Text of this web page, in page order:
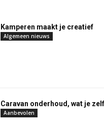
Kamperen maakt je creatief
Algemeen nieuws
Caravan onderhoud, wat je
Aanbevolen